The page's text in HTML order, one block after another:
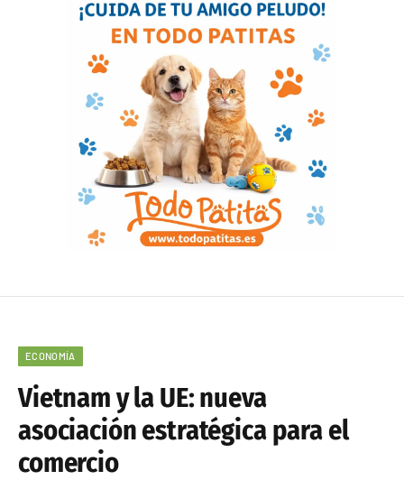
ECONOMÍA
Vietnam y la UE: nueva
asociación estratégica para el
comercio